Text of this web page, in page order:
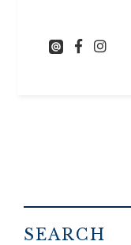
SEARCH